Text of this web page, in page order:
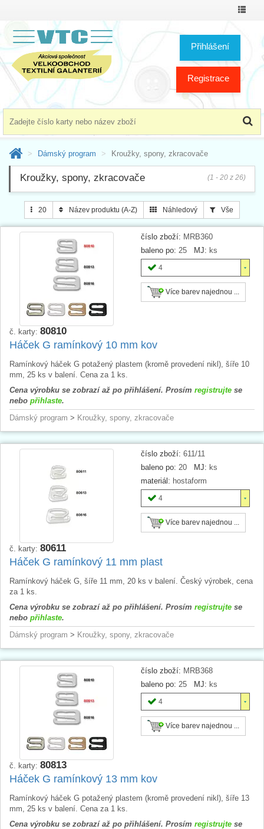
Přihlášení
Registrace
Dámský program Kroužky, spony, zkracovače
Kroužky, spony, zkracovače (1 - 20 z 26)
20 Název produktu (A-Z) Náhledový Vše
číslo zboží: MRB360
baleno po: 25 MJ: ks
4
Více barev najednou ...
č. karty: 80810
Háček G ramínkový 10 mm kov
Ramínkový háček G potažený plastem (kromě provedení nikl), šíře 10
mm, 25 ks v balení. Cena za 1 ks.
Cena výrobku se zobrazí až po přihlášení. Prosím registrujte se
nebo přihlaste.
Dámský program > Kroužky, spony, zkracovače
číslo zboží: 611/11
baleno po: 20 MJ: ks
materiál: hostaform
4
Více barev najednou ...
č. karty: 80611
Háček G ramínkový 11 mm plast
Ramínkový háček G, šíře 11 mm, 20 ks v balení. Český výrobek, cena
za 1 ks.
Cena výrobku se zobrazí až po přihlášení. Prosím registrujte se
nebo přihlaste.
Dámský program > Kroužky, spony, zkracovače
číslo zboží: MRB368
baleno po: 25 MJ: ks
4
Více barev najednou ...
č. karty: 80813
Háček G ramínkový 13 mm kov
Ramínkový háček G potažený plastem (kromě provedení nikl), šíře 13
mm, 25 ks v balení. Cena za 1 ks.
Cena výrobku se zobrazí až po přihlášení. Prosím registrujte se